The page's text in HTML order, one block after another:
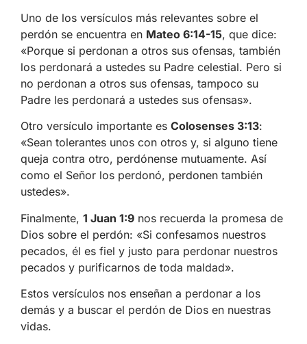
Uno de los versículos más relevantes sobre el
perdón se encuentra en Mateo 6:14-15, que dice:
«Porque si perdonan a otros sus ofensas, también
los perdonará a ustedes su Padre celestial. Pero si
no perdonan a otros sus ofensas, tampoco su
Padre les perdonará a ustedes sus ofensas».
Otro versículo importante es Colosenses 3:13:
«Sean tolerantes unos con otros y, si alguno tiene
queja contra otro, perdónense mutuamente. Así
como el Señor los perdonó, perdonen también
ustedes».
Finalmente, 1 Juan 1:9 nos recuerda la promesa de
Dios sobre el perdón: «Si confesamos nuestros
pecados, él es fiel y justo para perdonar nuestros
pecados y purificarnos de toda maldad».
Estos versículos nos enseñan a perdonar a los
demás y a buscar el perdón de Dios en nuestras
vidas.